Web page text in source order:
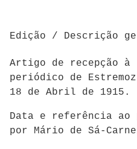
Edição / Descrição
Artigo de recepção
periódico de
18 de Abril de 1915.
Data e referência
por Mário de Sá-